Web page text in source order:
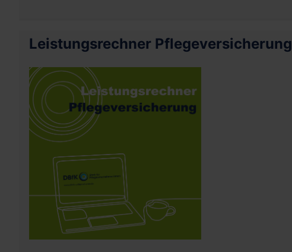
Leistungsrechner Pflegeversicherung